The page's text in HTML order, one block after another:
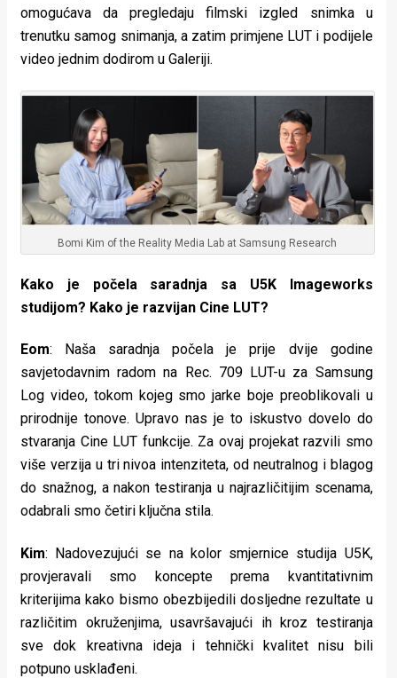
omogućava da pregledaju filmski izgled snimka u
trenutku samog snimanja, a zatim primjene LUT i podijele
video jednim dodirom u Galeriji.
Bomi Kim of the Reality Media Lab at Samsung Research
Kako je počela saradnja sa U5K Imageworks
studijom? Kako je razvijan Cine LUT?
Eom: Naša saradnja počela je prije dvije godine
savjetodavnim radom na Rec. 709 LUT-u za Samsung
Log video, tokom kojeg smo jarke boje preoblikovali u
prirodnije tonove. Upravo nas je to iskustvo dovelo do
stvaranja Cine LUT funkcije. Za ovaj projekat razvili smo
više verzija u tri nivoa intenziteta, od neutralnog i blagog
do snažnog, a nakon testiranja u najrazličitijim scenama,
odabrali smo četiri ključna stila.
Kim: Nadovezujući se na kolor smjernice studija U5K,
provjeravali smo koncepte prema kvantitativnim
kriterijima kako bismo obezbijedili dosljedne rezultate u
različitim okruženjima, usavršavajući ih kroz testiranja
sve dok kreativna ideja i tehnički kvalitet nisu bili
potpuno usklađeni.